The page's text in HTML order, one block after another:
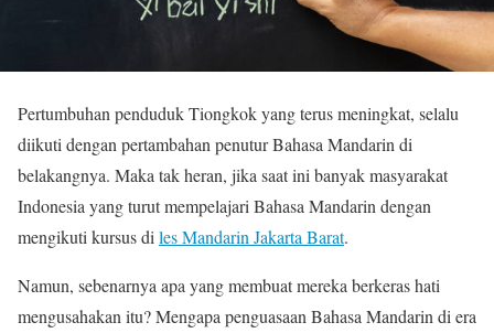
Pertumbuhan penduduk Tiongkok yang terus meningkat, selalu
diikuti dengan pertambahan penutur Bahasa Mandarin di
belakangnya. Maka tak heran, jika saat ini banyak masyarakat
Indonesia yang turut mempelajari Bahasa Mandarin dengan
mengikuti kursus di les Mandarin Jakarta Barat.
Namun, sebenarnya apa yang membuat mereka berkeras hati
mengusahakan itu? Mengapa penguasaan Bahasa Mandarin di era